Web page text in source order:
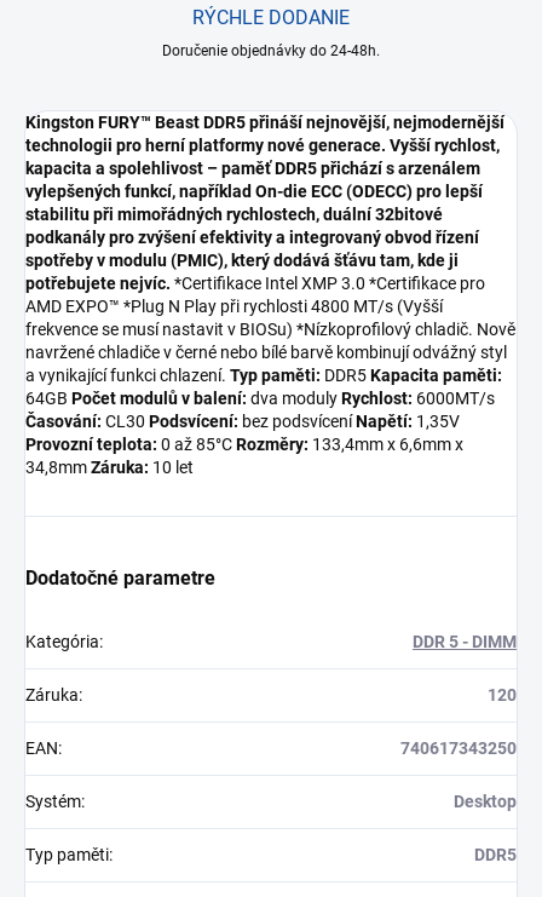
RÝCHLE DODANIE
Doručenie objednávky do 24-48h.
Kingston FURY™ Beast DDR5 přináší nejnovější, nejmodernější
technologii pro herní platformy nové generace. Vyšší rychlost,
kapacita a spolehlivost – paměť DDR5 přichází s arzenálem
vylepšených funkcí, například On-die ECC (ODECC) pro lepší
stabilitu při mimořádných rychlostech, duální 32bitové
podkanály pro zvýšení efektivity a integrovaný obvod řízení
spotřeby v modulu (PMIC), který dodává šťávu tam, kde ji
potřebujete nejvíc. *Certifikace Intel XMP 3.0 *Certifikace pro
AMD EXPO™ *Plug N Play při rychlosti 4800 MT/s (Vyšší
frekvence se musí nastavit v BIOSu) *Nízkoprofilový chladič. Nově
navržené chladiče v černé nebo bílé barvě kombinují odvážný styl
a vynikající funkci chlazení. Typ paměti: DDR5Kapacita paměti:
64GB Počet modulů v balení: dva modulyRychlost: 6000MT/s
Časování: CL30 Podsvícení: bez podsvíceníNapětí: 1,35V
Provozní teplota: 0 až 85°CRozměry: 133,4mm x 6,6mm x
34,8mmZáruka: 10 let
Dodatočné parametre
Kategória: DDR 5 - DIMM
Záruka: 120
EAN: 740617343250
Systém: Desktop
Typ paměti: DDR5